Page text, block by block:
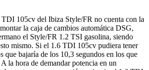
105cv del Ibiza Style/FR no cuenta con la
la caja de cambios automática DSG,
el Style/FR 1.2 TSI gasolina, siendo
mismo. Si el 1.6 TDI 105cv pudiera tener
que bajaría de los 10,3 segundos en los que
la hora de demandar potencia en un